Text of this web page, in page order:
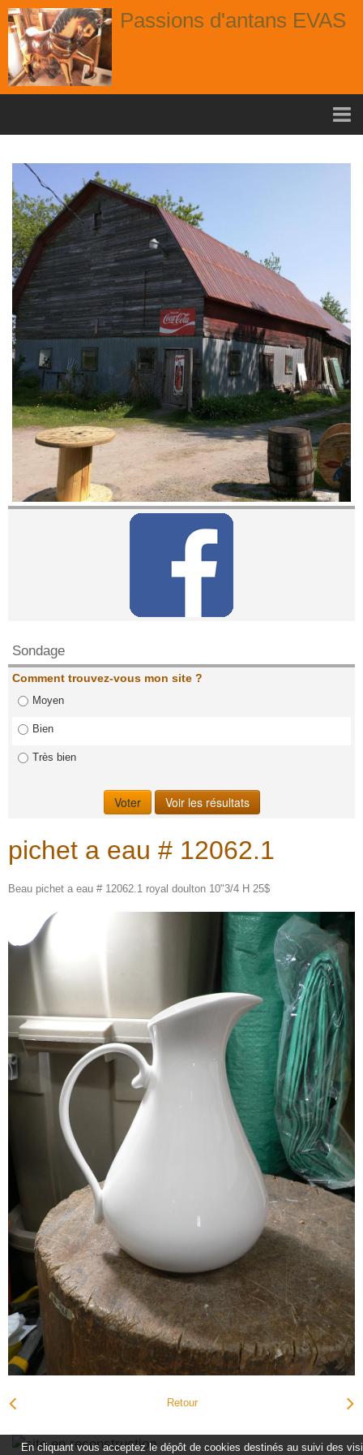
Passions d'antans EVAS
nouvelle arrivage aout
Album
Portes
Fenêtres
Chaises
Contact
Contactez nous!
Sondage
Comment trouvez-vous mon site ?
Moyen
Bien
Très bien
pichet a eau # 12062.1
Beau pichet a eau # 12062.1 royal doulton 10"3/4 H 25$
Retour
En cliquant vous acceptez le dépôt de cookies destinés au suivi des